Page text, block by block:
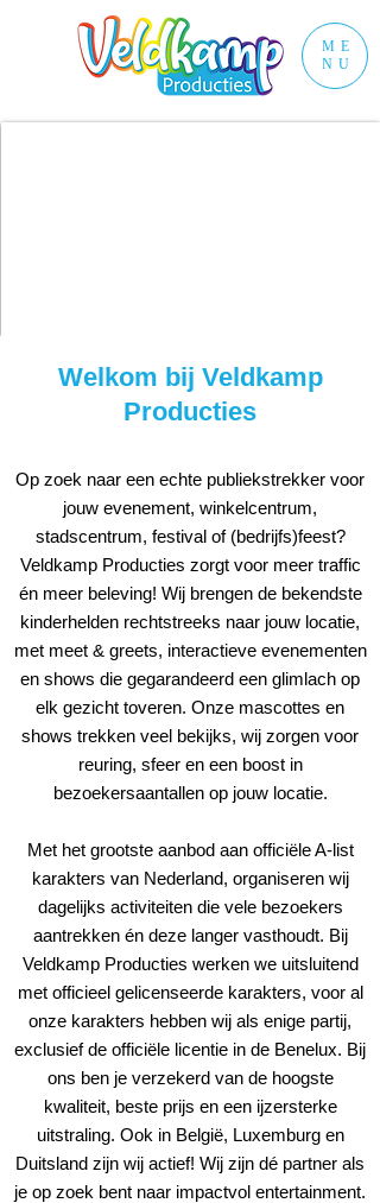
ME
NU
Welkom bij Veldkamp
Producties
Op zoek naar een echte publiekstrekker voor
jouw evenement, winkelcentrum,
stadscentrum, festival of (bedrijfs)feest?
Veldkamp Producties zorgt voor meer traffic
én meer beleving! Wij brengen de bekendste
kinderhelden rechtstreeks naar jouw locatie,
met meet & greets, interactieve evenementen
en shows die gegarandeerd een glimlach op
elk gezicht toveren. Onze mascottes en
shows trekken veel bekijks, wij zorgen voor
reuring, sfeer en een boost in
bezoekersaantallen op jouw locatie.
Met het grootste aanbod aan officiële A-list
karakters van Nederland, organiseren wij
dagelijks activiteiten die vele bezoekers
aantrekken én deze langer vasthoudt. Bij
Veldkamp Producties werken we uitsluitend
met officieel gelicenseerde karakters, voor al
onze karakters hebben wij als enige partij,
exclusief de officiële licentie in de Benelux. Bij
ons ben je verzekerd van de hoogste
kwaliteit, beste prijs en een ijzersterke
uitstraling. Ook in België, Luxemburg en
Duitsland zijn wij actief! Wij zijn dé partner als
je op zoek bent naar impactvol entertainment.